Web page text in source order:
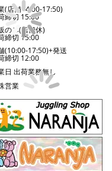
(店舗14:00-17:50)
締切 15:00
のみ(店舗休)
締切 15:00
(10:00-17:50)+発送
締切 12:00
日 出荷業務無し
営業